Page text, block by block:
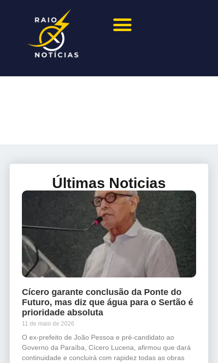
Últimas Noticias
Cícero garante conclusão da Ponte do
Futuro, mas diz que água para o Sertão é
prioridade absoluta
11 de maio de 2026
O ex-prefeito de João Pessoa e pré-candidato ao
Governo da Paraíba, Cícero Lucena, afirmou que dará
continuidade e concluirá com rapidez todas as obras